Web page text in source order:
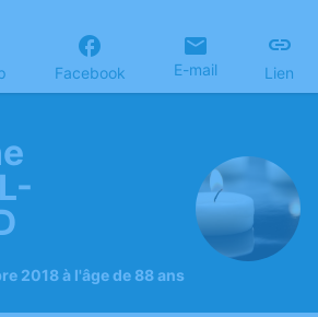
Facebook E-mail Lien
2018 à l'âge de 88 ans